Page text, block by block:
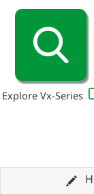
Explore Vx-Series